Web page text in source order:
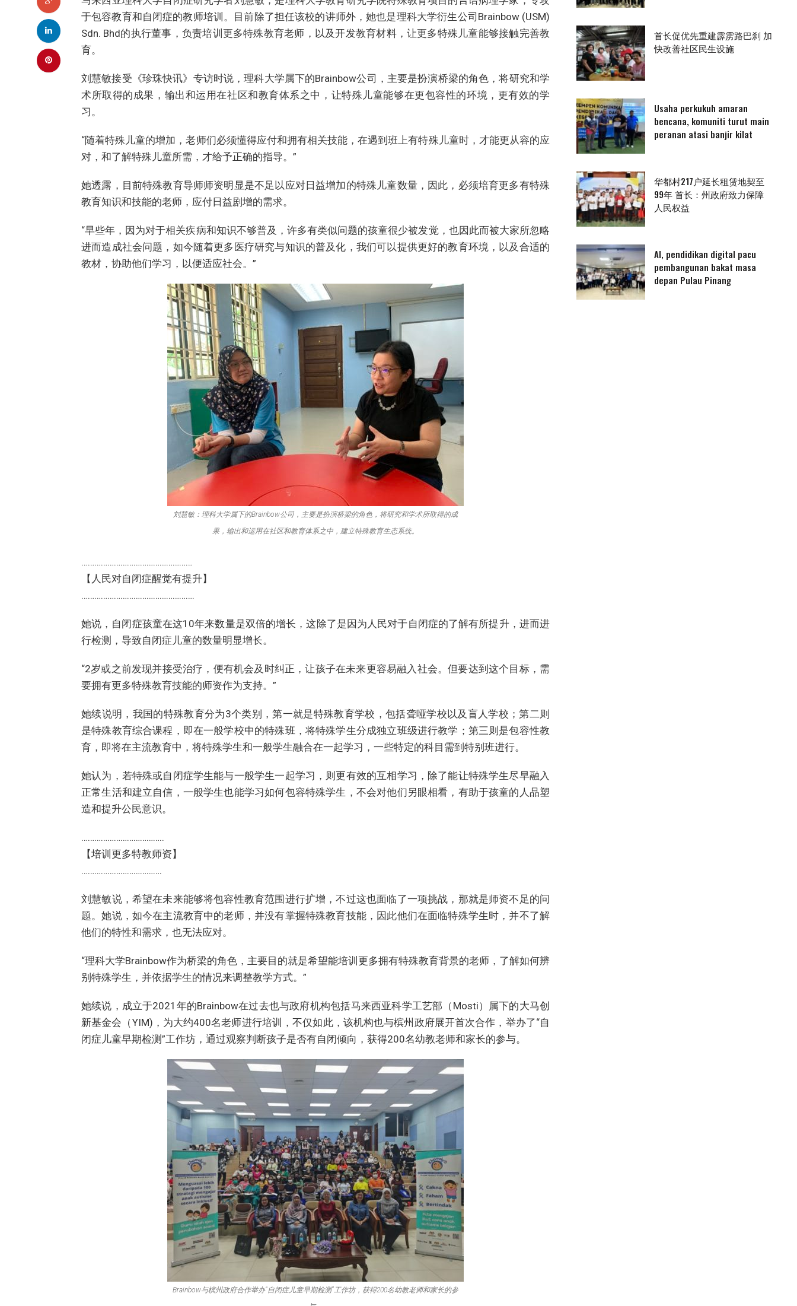
于包容教育和自闭症的教师培训。目前除了担任该校的讲师外，她也是理科大学衍生公司Brainbow (USM)
Sdn. Bhd的执行董事，负责培训更多特殊教育老师，以及开发教育材料，让更多特殊儿童能够接触完善教
育。
刘慧敏接受《珍珠快讯》专访时说，理科大学属下的Brainbow公司，主要是扮演桥梁的角色，将研究和学
术所取得的成果，输出和运用在社区和教育体系之中，让特殊儿童能够在更包容性的环境，更有效的学
习。
“随着特殊儿童的增加，老师们必须懂得应付和拥有相关技能，在遇到班上有特殊儿童时，才能更从容的应
对，和了解特殊儿童所需，才给予正确的指导。”
她透露，目前特殊教育导师师资明显是不足以应对日益增加的特殊儿童数量，因此，必须培育更多有特殊
教育知识和技能的老师，应付日益剧增的需求。
“早些年，因为对于相关疾病和知识不够普及，许多有类似问题的孩童很少被发觉，也因此而被大家所忽略
进而造成社会问题，如今随着更多医疗研究与知识的普及化，我们可以提供更好的教育环境，以及合适的
教材，协助他们学习，以便适应社会。”
刘慧敏：理科大学属下的Brainbow公司，主要是扮演桥梁的角色，将研究和学术所取得的成
果，输出和运用在社区和教育体系之中，建立特殊教育生态系统。
……………………………………………
【人民对自闭症醒觉有提升】
…………………………………………….
她说，自闭症孩童在这10年来数量是双倍的增长，这除了是因为人民对于自闭症的了解有所提升，进而进
行检测，导致自闭症儿童的数量明显增长。
“2岁或之前发现并接受治疗，便有机会及时纠正，让孩子在未来更容易融入社会。但要达到这个目标，需
要拥有更多特殊教育技能的师资作为支持。”
她续说明，我国的特殊教育分为3个类别，第一就是特殊教育学校，包括聋哑学校以及盲人学校；第二则
是特殊教育综合课程，即在一般学校中的特殊班，将特殊学生分成独立班级进行教学；第三则是包容性教
育，即将在主流教育中，将特殊学生和一般学生融合在一起学习，一些特定的科目需到特别班进行。
她认为，若特殊或自闭症学生能与一般学生一起学习，则更有效的互相学习，除了能让特殊学生尽早融入
正常生活和建立自信，一般学生也能学习如何包容特殊学生，不会对他们另眼相看，有助于孩童的人品塑
造和提升公民意识。
………………………………..
【培训更多特教师资】
……………………………….
刘慧敏说，希望在未来能够将包容性教育范围进行扩增，不过这也面临了一项挑战，那就是师资不足的问
题。她说，如今在主流教育中的老师，并没有掌握特殊教育技能，因此他们在面临特殊学生时，并不了解
他们的特性和需求，也无法应对。
“理科大学Brainbow作为桥梁的角色，主要目的就是希望能培训更多拥有特殊教育背景的老师，了解如何辨
别特殊学生，并依据学生的情况来调整教学方式。”
她续说，成立于2021年的Brainbow在过去也与政府机构包括马来西亚科学工艺部（Mosti）属下的大马创
新基金会（YIM)，为大约400名老师进行培训，不仅如此，该机构也与槟州政府展开首次合作，举办了“自
闭症儿童早期检测”工作坊，通过观察判断孩子是否有自闭倾向，获得200名幼教老师和家长的参与。
Brainbow与槟州政府合作举办“自闭症儿童早期检测”工作坊，获得200名幼教老师和家长的参
首长促优先重建霹雳路巴刹 加
快改善社区民生设施
Usaha perkukuh amaran
bencana, komuniti turut main
peranan atasi banjir kilat
华都村217户延长租赁地契至
99年 首长：州政府致力保障
人民权益
AI, pendidikan digital pacu
pembangunan bakat masa
depan Pulau Pinang